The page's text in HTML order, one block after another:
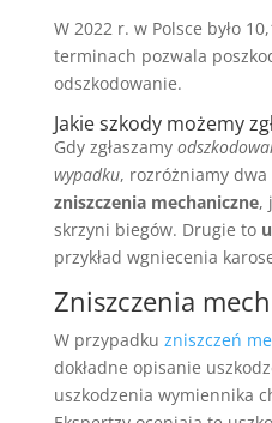
W 2022 r. w Polsce było
terminach pozwala
odszkodowanie.
Jakie szkody możemy
Gdy zgłaszamy
wypadku, rozróżniamy dwa
zniszczenia mechaniczne,
skrzyni biegów. Drugie to
przykład wgniecenia
Zniszczenia
W przypadku zniszczeń
dokładne opisanie
uszkodzenia wymiennika